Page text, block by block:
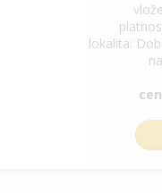
lokalita: